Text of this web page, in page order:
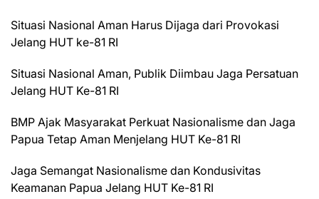
Situasi Nasional Aman Harus Dijaga dari Provokasi
Jelang HUT ke-81 RI
Situasi Nasional Aman, Publik Diimbau Jaga Persatuan
Jelang HUT Ke-81 RI
BMP Ajak Masyarakat Perkuat Nasionalisme dan Jaga
Papua Tetap Aman Menjelang HUT Ke-81 RI
Jaga Semangat Nasionalisme dan Kondusivitas
Keamanan Papua Jelang HUT Ke-81 RI